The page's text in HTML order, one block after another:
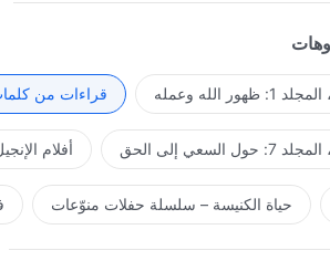
الله وعمله قراءات من
إلى الحق أفلام
حياة الكنيسة – سلسلة حفلات منوّعات